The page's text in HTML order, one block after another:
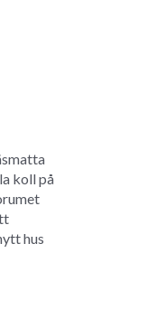
koll på
hus